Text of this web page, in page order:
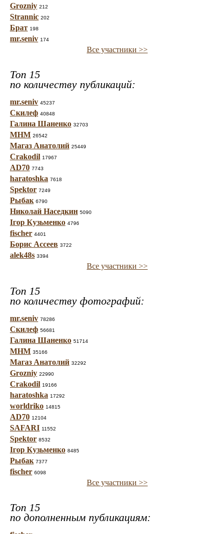
Grozniy 212
Strannic 202
Брат 198
mr.seniv 174
Все участники >>
Топ 15
по количеству публикаций:
mr.seniv 45237
Скилеф 40848
Галина Шаненко 32703
МНМ 26542
Магаз Анатолий 25449
Crakodil 17967
AD70 7743
haratoshka 7618
Spektor 7249
Рыбак 6790
Николай Наседкин 5090
Ігор Кузьменко 4796
fischer 4401
Борис Ассеев 3722
alek48s 3394
Все участники >>
Топ 15
по количеству фотографий:
mr.seniv 78286
Скилеф 56681
Галина Шаненко 51714
МНМ 35166
Магаз Анатолий 32292
Grozniy 22990
Crakodil 19166
haratoshka 17292
worldriko 14815
AD70 12104
SAFARI 11552
Spektor 8532
Ігор Кузьменко 8485
Рыбак 7377
fischer 6098
Все участники >>
Топ 15
по дополненным публикациям: